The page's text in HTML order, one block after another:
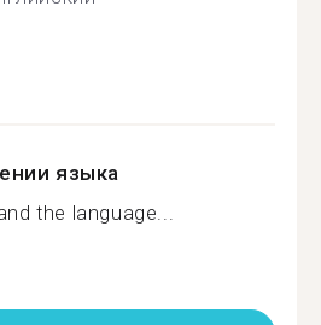
языка
the language...